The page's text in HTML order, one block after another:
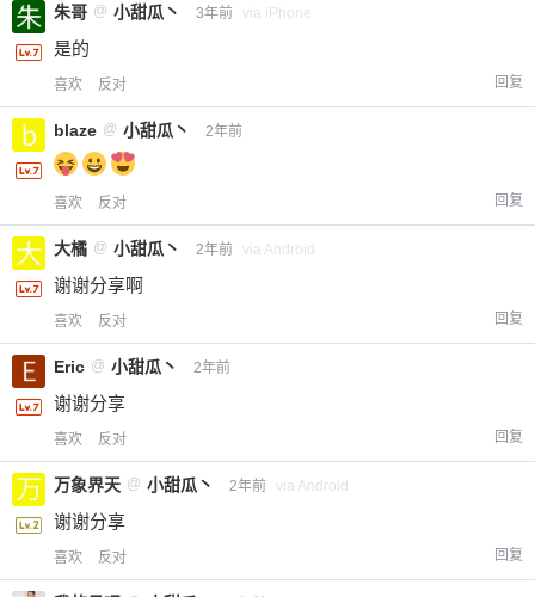
朱哥 @ 小甜瓜丶 3年前 via iPhone
是的
喜欢 反对 回复
blaze @ 小甜瓜丶 2年前
喜欢 反对 回复
大橘 @ 小甜瓜丶 2年前 via Android
谢谢分享啊
喜欢 反对 回复
Eric @ 小甜瓜丶 2年前
谢谢分享
喜欢 反对 回复
万象界天 @ 小甜瓜丶 2年前 via Android
谢谢分享
喜欢 反对 回复